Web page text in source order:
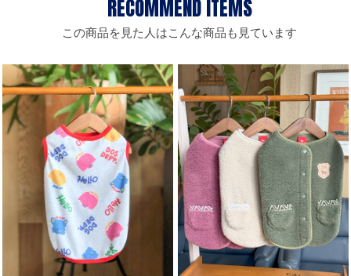
この商品を見た人はこんな商品も見ています